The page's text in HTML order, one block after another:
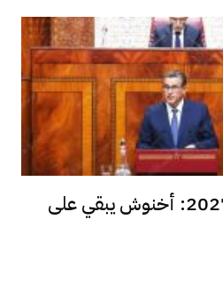
قانون المالية 2027: أخنوش يبقي على